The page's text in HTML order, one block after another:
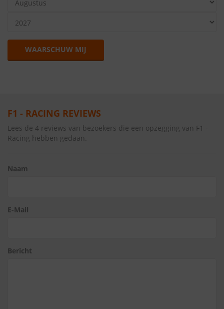
WAARSCHUW MIJ
F1 - RACING REVIEWS
Lees de 4 reviews van bezoekers die een opzegging van F1 -
Racing hebben gedaan.
Naam
E-Mail
Bericht